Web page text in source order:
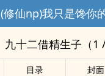
(修仙np)我只是馋你
九十二借精生子（1 /
目录 封面